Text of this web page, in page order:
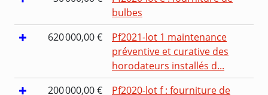
bulbes
620 000,00 €
Pf2021-lot 1 maintenance
préventive et curative des
horodateurs installés d...
200 000,00 €
Pf2020-lot f : fourniture de